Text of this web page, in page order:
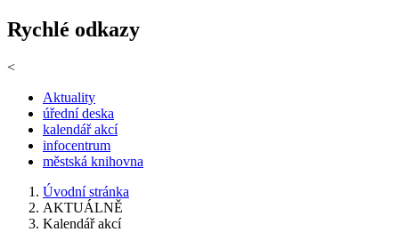
Rychlé odkazy
<
Aktuality
úřední deska
kalendář akcí
infocentrum
městská knihovna
Úvodní stránka
AKTUÁLNĚ
Kalendář akcí